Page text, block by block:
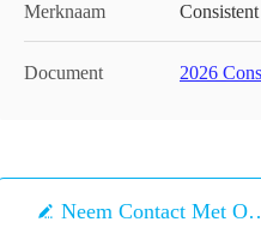
Merknaam
Document 2026
Neem Contact Met Ons